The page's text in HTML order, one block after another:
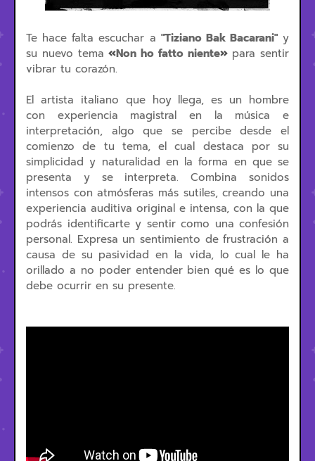
Te hace falta escuchar a "Tiziano Bak Bacarani"y
su nuevo tema«Non ho fatto niente»para sentir
vibrar tu corazón.
El artista italiano que hoy llega, es un hombre
con experiencia magistral en la música e
interpretación, algo que se percibe desde el
comienzo de tu tema, el cual destaca por su
simplicidad y naturalidad en la forma en que se
presenta y se interpreta. Combina sonidos
intensos con atmósferas más sutiles, creando una
experiencia auditiva original e intensa, con la que
podrás identificarte y sentir como una confesión
personal. Expresa un sentimiento de frustración a
causa de su pasividad en la vida, lo cual le ha
orillado a no poder entender bien qué es lo que
debe ocurrir en su presente.